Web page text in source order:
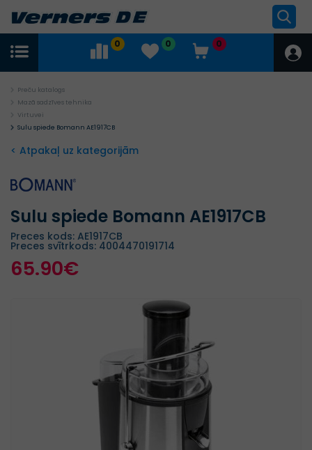
0 0 0
Preču katalogs
Mazā sadzīves tehnika
Virtuvei
Sulu spiede Bomann AE1917CB
< Atpakaļ uz kategorijām
Sulu spiede Bomann AE1917CB
Preces kods: AE1917CB
Preces svītrkods: 4004470191714
65.90€